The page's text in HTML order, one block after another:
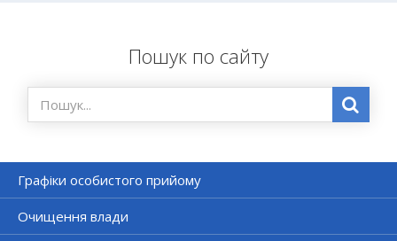
Пошук по сайту
Графіки особистого прийому
Очищення влади